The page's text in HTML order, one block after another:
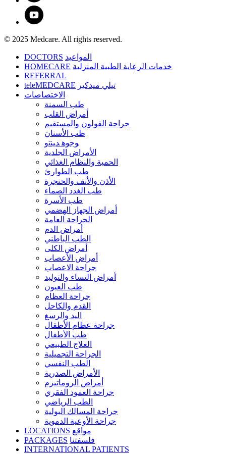
© 2025 Medcare. All rights reserved.
DOCTORS المواعيد
HOMECARE خدمات الرعاية الطبية المنزلية
REFERRAL
teleMEDCARE تيلي ميدكير
الاختصاصات
طب السمنة
أمراض القلب
جراحة القولون والمستقيم
طب الأسنان
ﻮﺟﻮﻫ ﺪﻴﻨﺗﻭ
الأمراض الجلدية
الحمية والنظام الغذائي
طب الطوارئ
الأذن والأنف والحنجرة
طب الغدد الصماء
طب الأسرة
أمراض الجهاز الهضمي
الجراحة العامة
أمراض الدم
الطب الباطني
أمراض الكلى
أمراض الأعصاب
جراحة الاعصاب
أمراض النساء والتوليد
طب العيون
جراحة العظام
القدم والكاحل
اليد والرسغ
جراحة عظام الأطفال
طب الأطفال
العلاج الطبيعي
الجراحة التجميلية
الطب النفسي
الأمراض الصدرية
أمراض الروماتيزم
جراحة العمود الفقري
الطب الرياضي
جراحة المسالك البولية
جراحة الأوعية الدموية
LOCATIONS مواقع
PACKAGES فلسفتنا
INTERNATIONAL PATIENTS